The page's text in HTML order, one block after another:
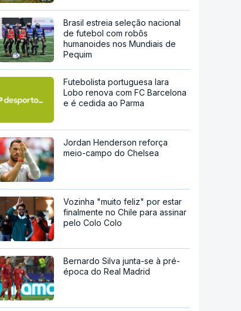
Brasil estreia seleção nacional
de futebol com robôs
humanoides nos Mundiais de
Pequim
Futebolista portuguesa Iara
Lobo renova com FC Barcelona
e é cedida ao Parma
Jordan Henderson reforça
meio-campo do Chelsea
Vozinha "muito feliz" por estar
finalmente no Chile para assinar
pelo Colo Colo
Bernardo Silva junta-se à pré-
época do Real Madrid